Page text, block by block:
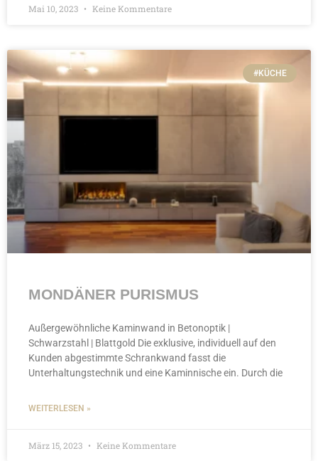
Mai 10, 2023 Keine Kommentare
#KÜCHE
MONDÄNER PURISMUS
Außergewöhnliche Kaminwand in Betonoptik |
Schwarzstahl | Blattgold Die exklusive, individuell auf den
Kunden abgestimmte Schrankwand fasst die
Unterhaltungstechnik und eine Kaminnische ein. Durch die
WEITERLESEN »
März 15, 2023 Keine Kommentare